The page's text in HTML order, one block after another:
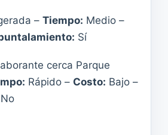
– Tiempo: Medio –
Sí
cerca Parque
Rápido – Costo: Bajo –
No